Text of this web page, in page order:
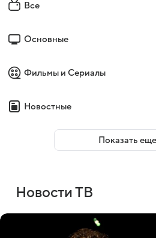
Все
Основные
Фильмы и Сериалы
Новостные
Показать еще
Новости ТВ